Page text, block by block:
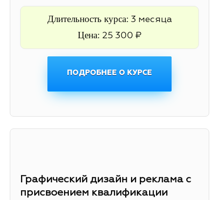
Длительность курса: 3 месяца
Цена: 25 300 ₽
ПОДРОБНЕЕ О КУРСЕ
Графический дизайн и реклама с
присвоением квалификации